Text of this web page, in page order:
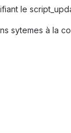
le
sytemes à la